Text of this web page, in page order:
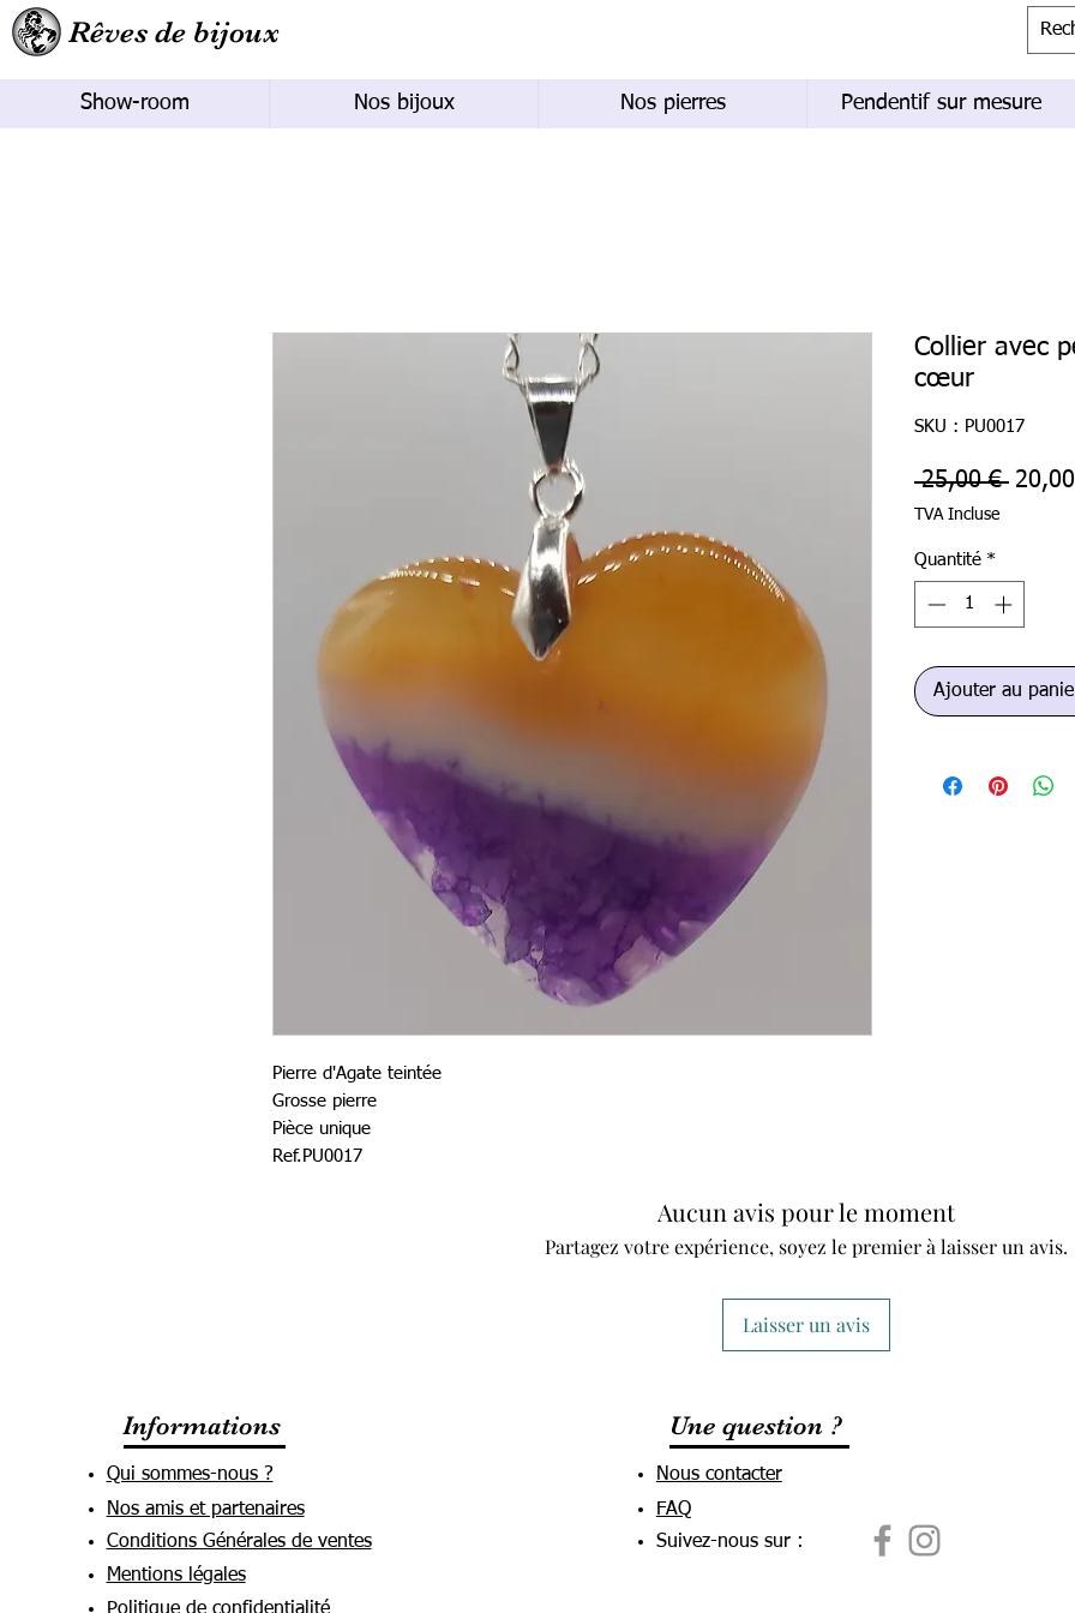
Rêves de bijoux
Show-room Nos bijoux Nos pierres Pendentif sur mesure
Pierre d'Agate teintée
Grosse pierre
Pièce unique
Ref.PU0017
Collier avec
cœur
SKU : PU0017
25,00 € Prix
TVA Incluse
Quantité *
Ajouter au
Aucun avis pour le moment
Partagez votre expérience, soyez le premier à laisser un avis.
Laisser un avis
Informations
Qui sommes-nous ?
Nos amis et partenaires
Conditions Générales de ventes
Mentions légales
Une question ?
Nous contacter
FAQ
Suivez-nous sur :